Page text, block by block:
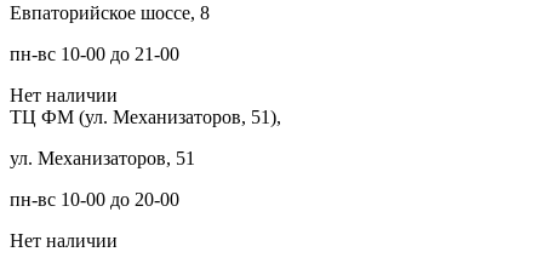
Евпаторийское шоссе, 8
пн-вс 10-00 до 21-00
Нет наличии
ТЦ ФМ (ул. Механизаторов, 51),
ул. Механизаторов, 51
пн-вс 10-00 до 20-00
Нет наличии